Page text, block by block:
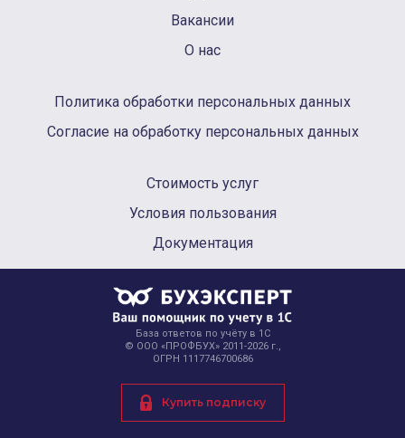
Вакансии
О нас
Политика обработки персональных данных
Согласие на обработку персональных данных
Стоимость услуг
Условия пользования
Документация
База ответов по учёту в 1С
© ООО «ПРОФБУХ» 2011-2026 г.,
ОГРН 1117746700686
Купить подписку